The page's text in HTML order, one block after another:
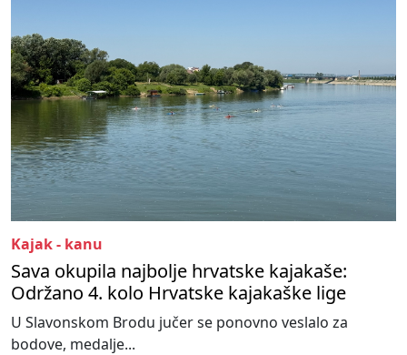
Kajak - kanu
Sava okupila najbolje hrvatske kajakaše:
Održano 4. kolo Hrvatske kajakaške lige
U Slavonskom Brodu jučer se ponovno veslalo za
bodove, medalje...